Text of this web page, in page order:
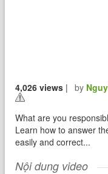
4,026 views | by
What are you
Learn how to answer
easily and correct...
Nội dung video